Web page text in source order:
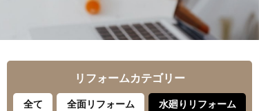
リフォームカテゴリー
全て 全面リフォーム 水廻りリフォーム